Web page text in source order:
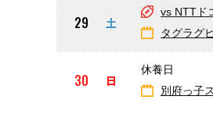
29 土
vs NTTド
タグラグ
30 日
休養日
別府っ子